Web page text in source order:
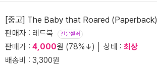
[중고] The Baby that Roared (Paperback)
판매자 : 레드북 전문셀러
판매가 : 4,000원 (78%↓) │ 상태 : 최상
배송비 : 3,300원